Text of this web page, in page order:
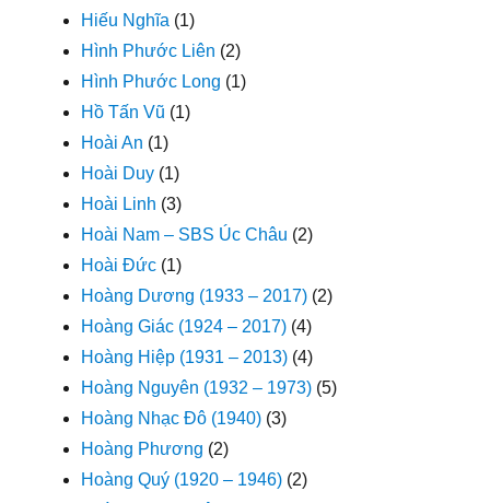
Hiếu Nghĩa (1)
Hình Phước Liên (2)
Hình Phước Long (1)
Hồ Tấn Vũ (1)
Hoài An (1)
Hoài Duy (1)
Hoài Linh (3)
Hoài Nam – SBS Úc Châu (2)
Hoài Đức (1)
Hoàng Dương (1933 – 2017) (2)
Hoàng Giác (1924 – 2017) (4)
Hoàng Hiệp (1931 – 2013) (4)
Hoàng Nguyên (1932 – 1973) (5)
Hoàng Nhạc Đô (1940) (3)
Hoàng Phương (2)
Hoàng Quý (1920 – 1946) (2)